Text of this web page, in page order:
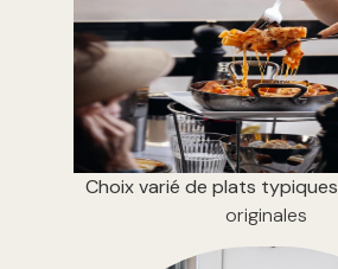
Choix varié de plats typiques
originales